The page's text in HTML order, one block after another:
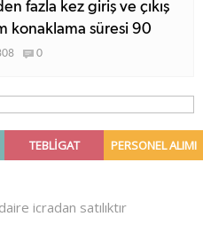
fazla kez giriş ve çıkış
konaklama süresi 90
0